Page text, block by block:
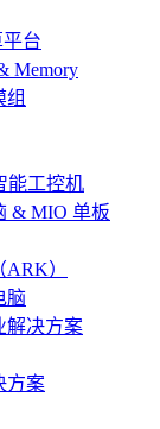
台
Memory
组
能工控机
& MIO 单板
）
脑
解决方案
方案